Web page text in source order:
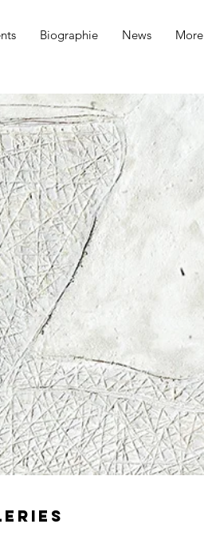
Biographie News More